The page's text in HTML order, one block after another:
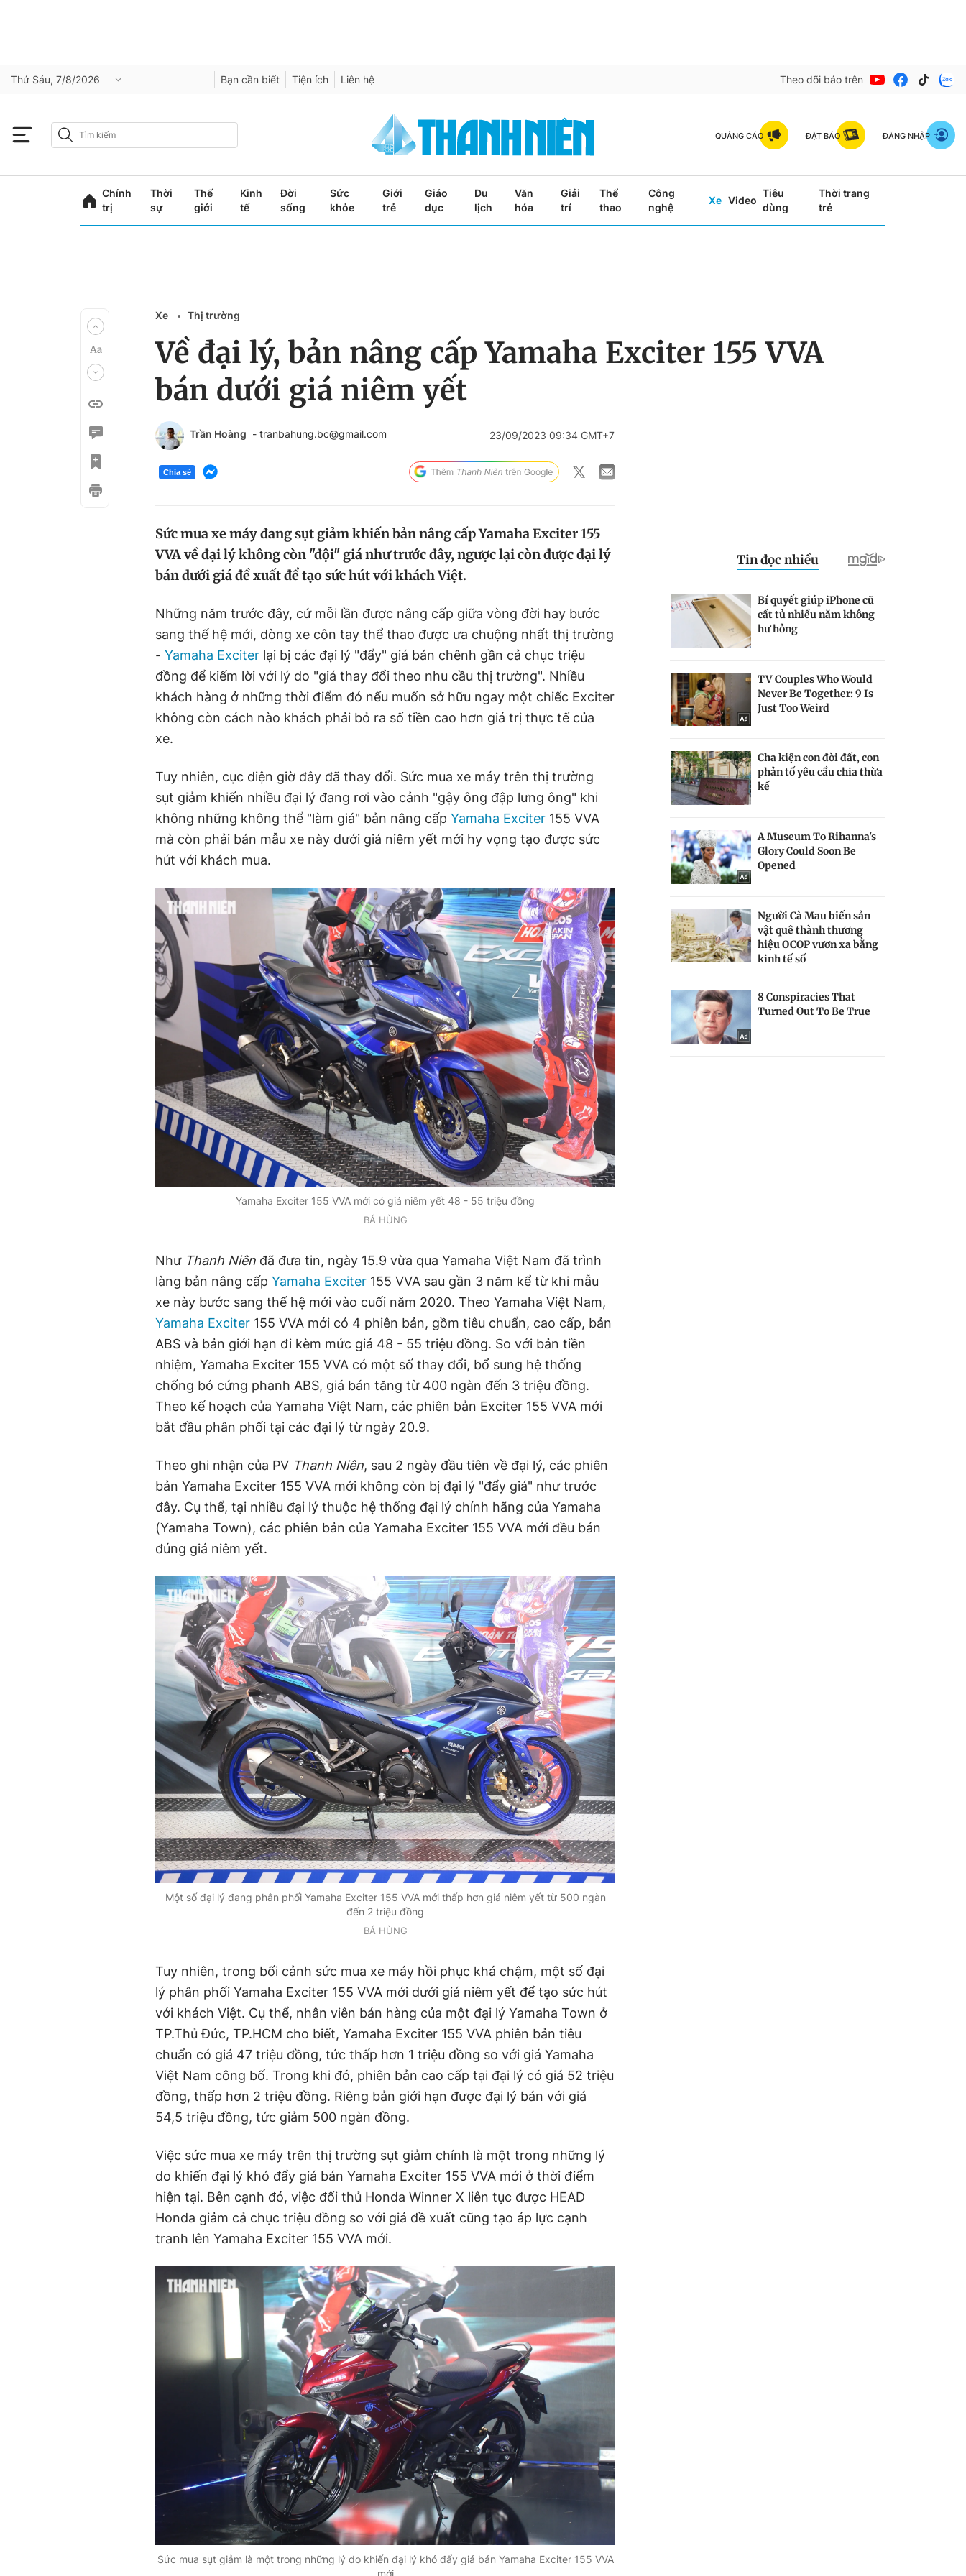
Thứ Sáu, 7/8/2026 Bạn cần biết Tiện ích Liên hệ Theo dõi báo trên
QUẢNG CÁO ĐẶT BÁO ĐĂNG NHẬP
Chính
trị
Thời
sự
Thế
giới
Kinh
tế
Đời
sống
Sức
khỏe
Giới
trẻ
Giáo
dục
Du
lịch
Văn
hóa
Giải
trí
Thể
thao
Công
nghệ
Xe Video
Tiêu
dùng
Thời trang
trẻ
Xe Thị trường
Về đại lý, bản nâng cấp Yamaha Exciter 155 VVA
bán dưới giá niêm yết
Trần Hoàng - tranbahung.bc@gmail.com 23/09/2023 09:34 GMT+7
Chia sẻ
Sức mua xe máy đang sụt giảm khiến bản nâng cấp Yamaha Exciter 155
VVA về đại lý không còn "đội" giá như trước đây, ngược lại còn được đại lý
bán dưới giá đề xuất để tạo sức hút với khách Việt.
Những năm trước đây, cứ mỗi lần được nâng cấp giữa vòng đời hay bước
sang thế hệ mới, dòng xe côn tay thể thao được ưa chuộng nhất thị trường
- Yamaha Exciter lại bị các đại lý "đẩy" giá bán chênh gần cả chục triệu
đồng để kiếm lời với lý do "giá thay đổi theo nhu cầu thị trường". Nhiều
khách hàng ở những thời điểm đó nếu muốn sở hữu ngay một chiếc Exciter
không còn cách nào khách phải bỏ ra số tiền cao hơn giá trị thực tế của
xe.
Tuy nhiên, cục diện giờ đây đã thay đổi. Sức mua xe máy trên thị trường
sụt giảm khiến nhiều đại lý đang rơi vào cảnh "gậy ông đập lưng ông" khi
không những không thể "làm giá" bản nâng cấp Yamaha Exciter 155 VVA
mà còn phải bán mẫu xe này dưới giá niêm yết mới hy vọng tạo được sức
hút với khách mua.
Yamaha Exciter 155 VVA mới có giá niêm yết 48 - 55 triệu đồng
BÁ HÙNG
Như Thanh Niên đã đưa tin, ngày 15.9 vừa qua Yamaha Việt Nam đã trình
làng bản nâng cấp Yamaha Exciter 155 VVA sau gần 3 năm kể từ khi mẫu
xe này bước sang thế hệ mới vào cuối năm 2020. Theo Yamaha Việt Nam,
Yamaha Exciter 155 VVA mới có 4 phiên bản, gồm tiêu chuẩn, cao cấp, bản
ABS và bản giới hạn đi kèm mức giá 48 - 55 triệu đồng. So với bản tiền
nhiệm, Yamaha Exciter 155 VVA có một số thay đổi, bổ sung hệ thống
chống bó cứng phanh ABS, giá bán tăng từ 400 ngàn đến 3 triệu đồng.
Theo kế hoạch của Yamaha Việt Nam, các phiên bản Exciter 155 VVA mới
bắt đầu phân phối tại các đại lý từ ngày 20.9.
Theo ghi nhận của PV Thanh Niên, sau 2 ngày đầu tiên về đại lý, các phiên
bản Yamaha Exciter 155 VVA mới không còn bị đại lý "đẩy giá" như trước
đây. Cụ thể, tại nhiều đại lý thuộc hệ thống đại lý chính hãng của Yamaha
(Yamaha Town), các phiên bản của Yamaha Exciter 155 VVA mới đều bán
đúng giá niêm yết.
Một số đại lý đang phân phối Yamaha Exciter 155 VVA mới thấp hơn giá niêm yết từ 500 ngàn
đến 2 triệu đồng
BÁ HÙNG
Tuy nhiên, trong bối cảnh sức mua xe máy hồi phục khá chậm, một số đại
lý phân phối Yamaha Exciter 155 VVA mới dưới giá niêm yết để tạo sức hút
với khách Việt. Cụ thể, nhân viên bán hàng của một đại lý Yamaha Town ở
TP.Thủ Đức, TP.HCM cho biết, Yamaha Exciter 155 VVA phiên bản tiêu
chuẩn có giá 47 triệu đồng, tức thấp hơn 1 triệu đồng so với giá Yamaha
Việt Nam công bố. Trong khi đó, phiên bản cao cấp tại đại lý có giá 52 triệu
đồng, thấp hơn 2 triệu đồng. Riêng bản giới hạn được đại lý bán với giá
54,5 triệu đồng, tức giảm 500 ngàn đồng.
Việc sức mua xe máy trên thị trường sụt giảm chính là một trong những lý
do khiến đại lý khó đẩy giá bán Yamaha Exciter 155 VVA mới ở thời điểm
hiện tại. Bên cạnh đó, việc đối thủ Honda Winner X liên tục được HEAD
Honda giảm cả chục triệu đồng so với giá đề xuất cũng tạo áp lực cạnh
tranh lên Yamaha Exciter 155 VVA mới.
Sức mua sụt giảm là một trong những lý do khiến đại lý khó đẩy giá bán Yamaha Exciter 155 VVA
mới